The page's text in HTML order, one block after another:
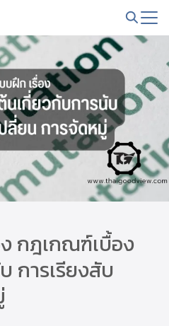
กฎเกณฑ์เบื้อง
การเรียงสับ